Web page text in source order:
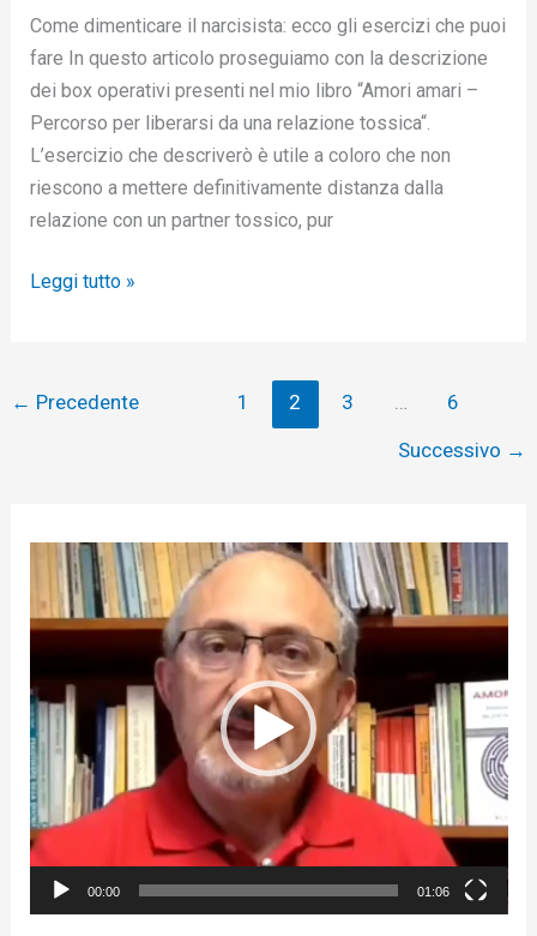
Come dimenticare il narcisista: ecco gli esercizi che puoi
fare In questo articolo proseguiamo con la descrizione
dei box operativi presenti nel mio libro “Amori amari –
Percorso per liberarsi da una relazione tossica“.
L’esercizio che descriverò è utile a coloro che non
riescono a mettere definitivamente distanza dalla
relazione con un partner tossico, pur
Leggi tutto »
← Precedente 1 2 3
6
Successivo →
d
o
P
l
a
y
00:00 01:06